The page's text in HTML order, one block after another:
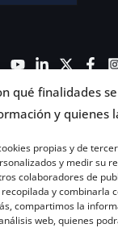
qué finalidades
y quienes
propias y de
y medir su
colaboradores de
y combinarla
compartimos la
web, quienes
© 2026 Ghenova